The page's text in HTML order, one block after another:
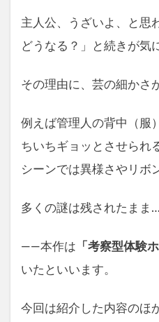
主人公、うざいよ、と思
どうなる？」と続きが気
その理由に、芸の細かさ
例えば管理人の背中（服
ちいちギョッとさせられ
シーンでは異様さやリボ
多くの謎は残されたまま…
――本作は 「考察型体験
いたといいます。
今回は紹介した内容のほ